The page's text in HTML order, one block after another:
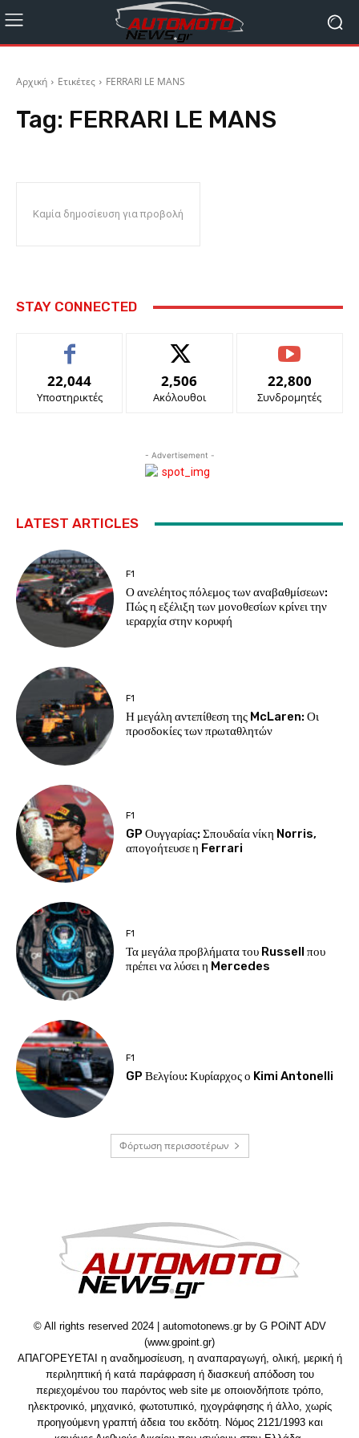
Αρχική Ετικέτες FERRARI LE MANS
Tag: FERRARI LE MANS
Καμία δημοσίευση για προβολή
STAY CONNECTED
22,044
Υποστηρικτές
2,506
Ακόλουθοι
22,800
Συνδρομητές
- Advertisement -
LATEST ARTICLES
F1
Ο ανελέητος πόλεμος των αναβαθμίσεων:
Πώς η εξέλιξη των μονοθεσίων κρίνει την
ιεραρχία στην κορυφή
F1
Η μεγάλη αντεπίθεση της McLaren: Οι
προσδοκίες των πρωταθλητών
F1
GP Ουγγαρίας: Σπουδαία νίκη Norris,
απογοήτευσε η Ferrari
F1
Τα μεγάλα προβλήματα του Russell που
πρέπει να λύσει η Mercedes
F1
GP Βελγίου: Κυρίαρχος ο Kimi Antonelli
Φόρτωση περισσοτέρων
© All rights reserved 2024 | automotonews.gr by G POiNT ADV
(www.gpoint.gr)
ΑΠΑΓΟΡΕΥΕΤΑΙ η αναδημοσίευση, η αναπαραγωγή, ολική, μερική ή
περιληπτική ή κατά παράφραση ή διασκευή απόδοση του
περιεχομένου του παρόντος web site με οποιονδήποτε τρόπο,
ηλεκτρονικό, μηχανικό, φωτοτυπικό, ηχογράφησης ή άλλο, χωρίς
προηγούμενη γραπτή άδεια του εκδότη. Νόμος 2121/1993 και